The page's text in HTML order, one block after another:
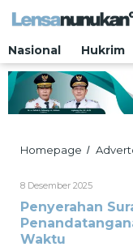
Nasional
Hukrim
Homepage /
8 Desember 2025Oleh
Penyerahan
Waktu